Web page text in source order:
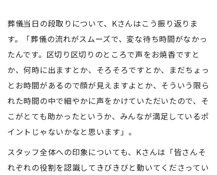
葬儀当日の段取りについて、Kさんはこう振り返りま
す。「葬儀の流れがスムーズで、変な待ち時間がなかっ
たんです。区切り区切りのところで声をお焼香ですと
か、何時に出ますとか、そろそろですとか、まだちょっ
とお時間があるので顔が見えますよとか、そういう限ら
れた時間の中で細やかに声をかけていただいたので、そ
こがとても助かったというか、みんなが満足しているポ
イントじゃないかなと思います」。
スタッフ全体への印象についても、Kさんは「皆さんそ
れぞれの役割を認識してきびきびと動いてくださってい